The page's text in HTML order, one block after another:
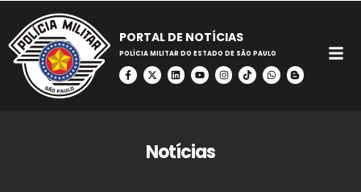
PORTAL DE NOTÍCIAS
POLÍCIA MILITAR DO ESTADO DE SÃO PAULO
Notícias